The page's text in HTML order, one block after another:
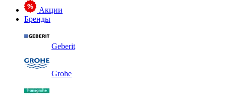
Акции
Бренды
Geberit
Grohe